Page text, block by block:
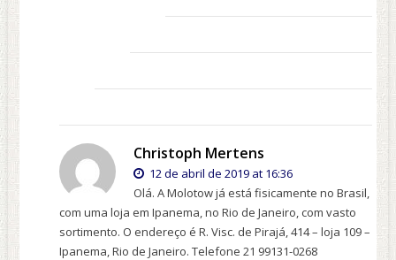
Christoph Mertens
12 de abril de 2019 at 16:36
Olá. A Molotow já está fisicamente no Brasil,
com uma loja em Ipanema, no Rio de Janeiro, com vasto
sortimento. O endereço é R. Visc. de Pirajá, 414 – loja 109 –
Ipanema, Rio de Janeiro. Telefone 21 99131-0268